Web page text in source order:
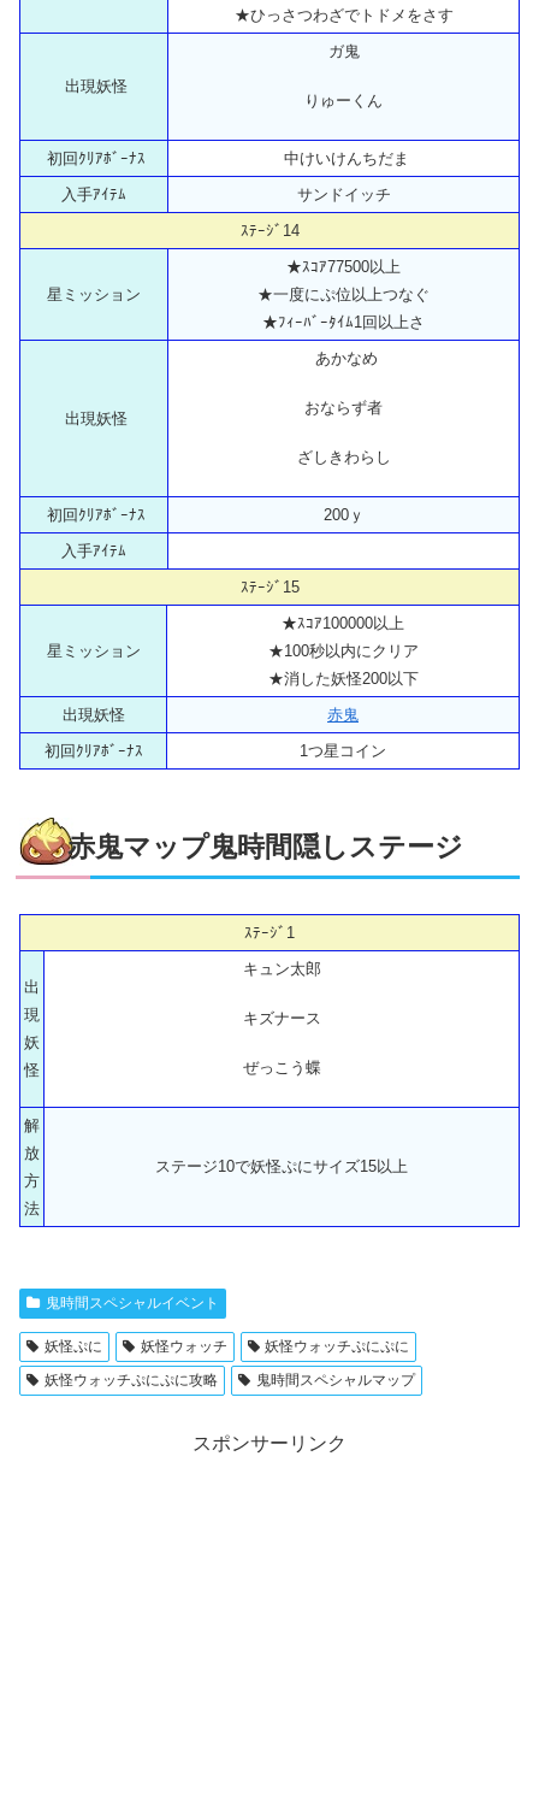
★ひっさつわざでトドメをさす
出現妖怪
ガ鬼
りゅーくん
初回ｸﾘｱﾎﾞｰﾅｽ
中けいけんちだま
入手ｱｲﾃﾑ
サンドイッチ
ｽﾃｰｼﾞ14
星ミッション
★ｽｺｱ77500以上
★一度にぷ位以上つなぐ
★ﾌｨｰﾊﾞｰﾀｲﾑ1回以上さ
出現妖怪
あかなめ
おならず者
ざしきわらし
初回ｸﾘｱﾎﾞｰﾅｽ
200ｙ
入手ｱｲﾃﾑ
ｽﾃｰｼﾞ15
星ミッション
★ｽｺｱ100000以上
★100秒以内にクリア
★消した妖怪200以下
出現妖怪
赤鬼
初回ｸﾘｱﾎﾞｰﾅｽ
1つ星コイン
赤鬼マップ鬼時間隠しステージ
ｽﾃｰｼﾞ1
出
現
妖
怪
キュン太郎
キズナース
ぜっこう蝶
解
放
方
法
ステージ10で妖怪ぷにサイズ15以上
鬼時間スペシャルイベント
妖怪ぷに 妖怪ウォッチ
妖怪ウォッチぷにぷに
妖怪ウォッチぷにぷに攻略
鬼時間スペシャルマップ
スポンサーリンク